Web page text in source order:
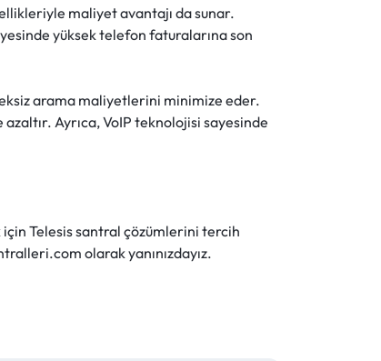
maliyet avantajı da sunar.
yüksek telefon faturalarına son
arama maliyetlerini minimize eder.
Ayrıca, VoIP teknolojisi sayesinde
Telesis santral çözümlerini tercih
olarak yanınızdayız.